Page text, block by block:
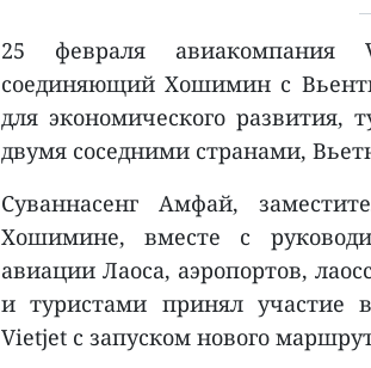
25 февраля
соединяющий Хошимин с
для экономического развития,
двумя соседними странами,
Суваннасенг Амфай,
Хошимине, вместе с
авиации Лаоса, аэропортов,
и туристами принял участие
Vietjet с запуском нового